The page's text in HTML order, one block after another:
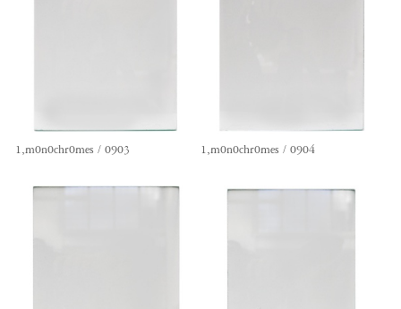
1,m0n0chr0mes / 0903 1,m0n0chr0mes / 0904